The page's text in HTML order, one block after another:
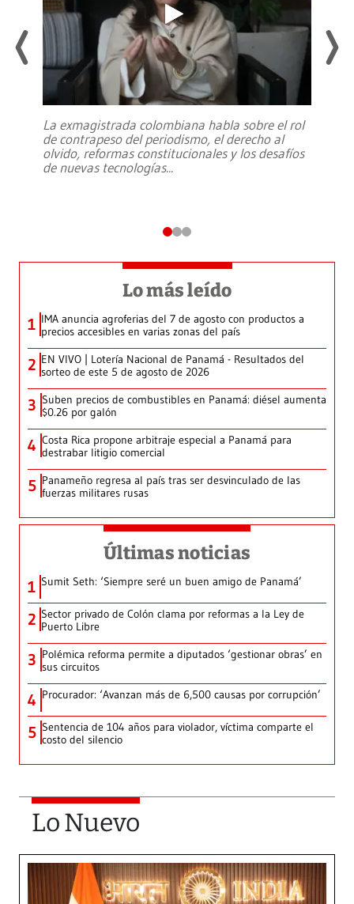
La exmagistrada colombiana habla sobre el rol
de contrapeso del periodismo, el derecho al
olvido, reformas constitucionales y los desafíos
de nuevas tecnologías...
Lo más leído
1 IMA anuncia agroferias del 7 de agosto con productos a
precios accesibles en varias zonas del país
2 EN VIVO | Lotería Nacional de Panamá - Resultados del
sorteo de este 5 de agosto de 2026
3 Suben precios de combustibles en Panamá: diésel aumenta
$0.26 por galón
4 Costa Rica propone arbitraje especial a Panamá para
destrabar litigio comercial
5 Panameño regresa al país tras ser desvinculado de las
fuerzas militares rusas
Últimas noticias
1 Sumit Seth: ‘Siempre seré un buen amigo de Panamá’
2 Sector privado de Colón clama por reformas a la Ley de
Puerto Libre
3 Polémica reforma permite a diputados ‘gestionar obras’ en
sus circuitos
4 Procurador: ‘Avanzan más de 6,500 causas por corrupción’
5 Sentencia de 104 años para violador, víctima comparte el
costo del silencio
Lo Nuevo